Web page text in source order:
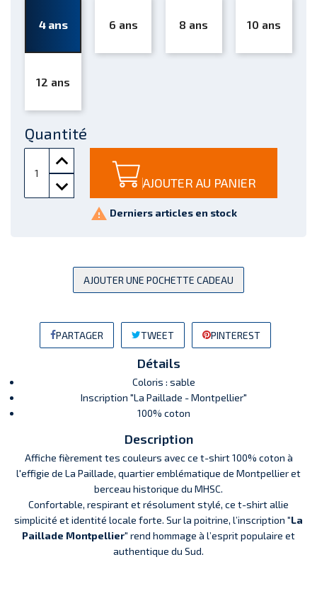
4 ans 6 ans 8 ans 10 ans
12 ans
Quantité
AJOUTER AU PANIER
 Derniers articles en stock
AJOUTER UNE POCHETTE CADEAU
PARTAGER TWEET PINTEREST
Détails
Coloris : sable
Inscription "La Paillade - Montpellier"
100% coton
Description
Affiche fièrement tes couleurs avec ce t-shirt 100% coton à
l'effigie de La Paillade, quartier emblématique de Montpellier et
berceau historique du MHSC.
Confortable, respirant et résolument stylé, ce t-shirt allie
simplicité et identité locale forte. Sur la poitrine, l’inscription "La
Paillade Montpellier" rend hommage à l’esprit populaire et
authentique du Sud.